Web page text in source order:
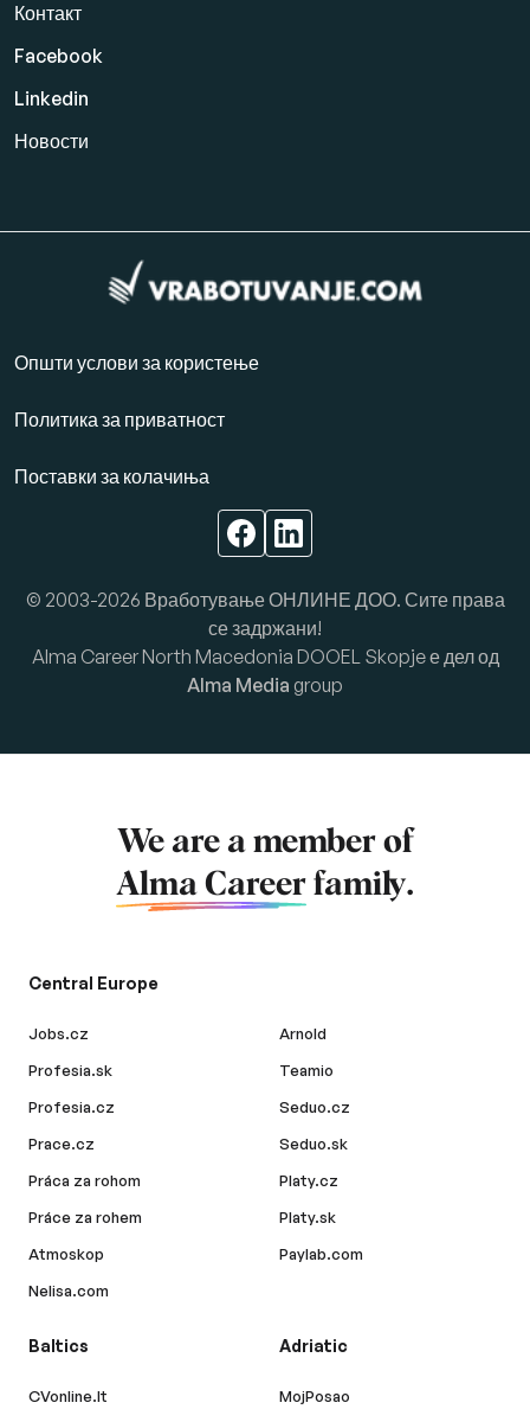
Контакт
Facebook
Linkedin
Новости
Општи услови за користење
Политика за приватност
Поставки за колачиња
© 2003-2026 Вработување ОНЛИНЕ ДОО. Сите права
се задржани!
Alma Career North Macedonia DOOEL Skopje е дел од
Alma Media group
We are a member of
Alma Career family.
Central Europe
Jobs.cz
Profesia.sk
Profesia.cz
Prace.cz
Práca za rohom
Práce za rohem
Atmoskop
Nelisa.com
Arnold
Teamio
Seduo.cz
Seduo.sk
Platy.cz
Platy.sk
Paylab.com
Baltics
CVonline.lt
Adriatic
MojPosao